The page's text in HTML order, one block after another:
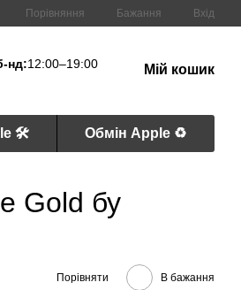
Порівняння Бажання Вхід
нд:12:00–19:00
Мій кошик
🛠 Обмін Apple ♻️
Gold бу
Порівняти В бажання